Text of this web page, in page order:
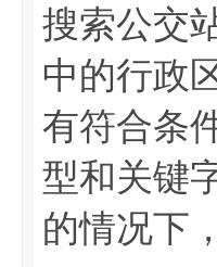
搜索公交
中的行政
有符合条
型和关键
的情况下